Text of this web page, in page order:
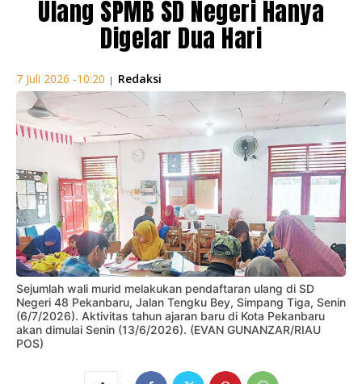
Ulang SPMB SD Negeri Hanya
Digelar Dua Hari
7 Juli 2026 -10:20 | Redaksi
Sejumlah wali murid melakukan pendaftaran ulang di SD
Negeri 48 Pekanbaru, Jalan Tengku Bey, Simpang Tiga, Senin
(6/7/2026). Aktivitas tahun ajaran baru di Kota Pekanbaru
akan dimulai Senin (13/6/2026). (EVAN GUNANZAR/RIAU
POS)